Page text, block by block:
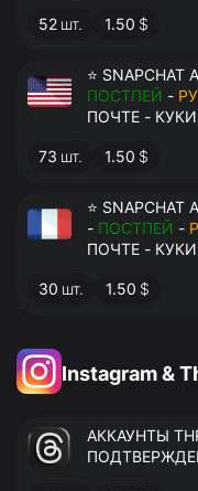
52 шт. 1.50 $
ПОСТПЕЙ -
ПОЧТЕ -
73 шт. 1.50 $
⭐ SNAPCHAT ADS
- ПОСТПЕЙ -
ПОЧТЕ -
30 шт. 1.50 $
Instagram &
АККАУНТЫ